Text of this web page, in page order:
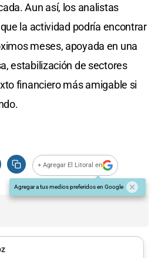
Aun así, los analistas
la actividad podría encontrar
meses, apoyada en una
estabilización de sectores
financiero más amigable si
+ Agregar El Litoral en
Agregar a tus medios preferidos en Google